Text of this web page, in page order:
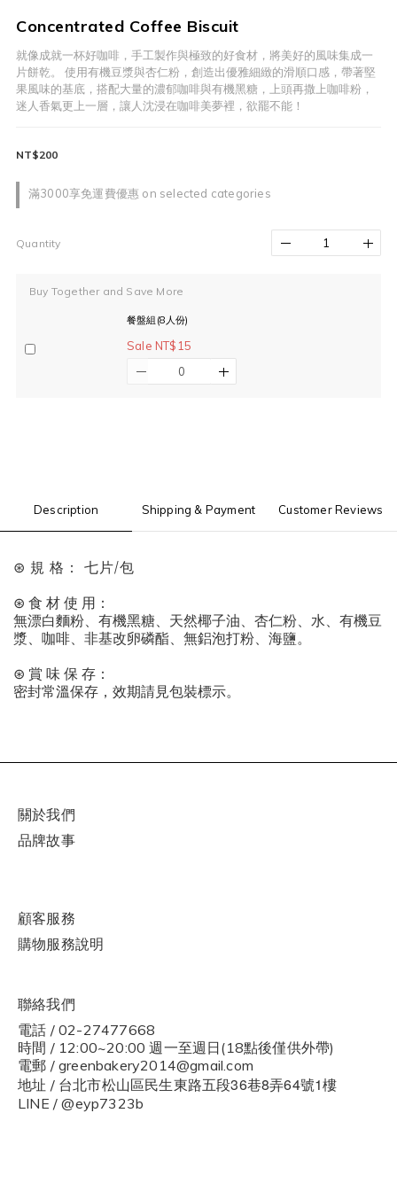
Concentrated Coffee Biscuit
就像成就一杯好咖啡，手工製作與極致的好食材，將美好的風味集成一
片餅乾。 使用有機豆漿與杏仁粉，創造出優雅細緻的滑順口感，帶著堅
果風味的基底，搭配大量的濃郁咖啡與有機黑糖，上頭再撒上咖啡粉，
迷人香氣更上一層，讓人沈浸在咖啡美夢裡，欲罷不能！
滿3000享免運費優惠 on selected categories
NT$200
Quantity
Buy Together and Save More
餐盤組(8人份)
Sale NT$15
Description Shipping & Payment Customer Reviews
⊛ 規 格： 七片/包
⊛ 食 材 使 用：
無漂白麵粉、有機黑糖、天然椰子油、杏仁粉、水、有機豆
漿、咖啡、非基改卵磷酯、無鋁泡打粉、海鹽。
⊛ 賞 味 保 存：
密封常溫保存，效期請見包裝標示。
關於我們
品牌故事
顧客服務
購物服務說明
聯絡我們
電話 / 02-27477668
時間 / 12:00~20:00 週一至週日(18點後僅供外帶)
電郵 / greenbakery2014@gmail.com
地址 / 台北市松山區民生東路五段36巷8弄64號1樓
LINE / @eyp7323b